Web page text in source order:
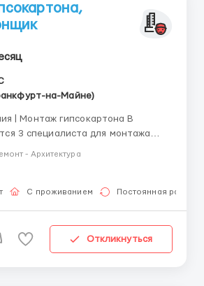
на-Майне)
| Монтаж гипсокартона В
3 специалиста для монтажа
должны быть водительские
нетто в
- Архитектура
С проживанием Постоянная работа
Откликнуться